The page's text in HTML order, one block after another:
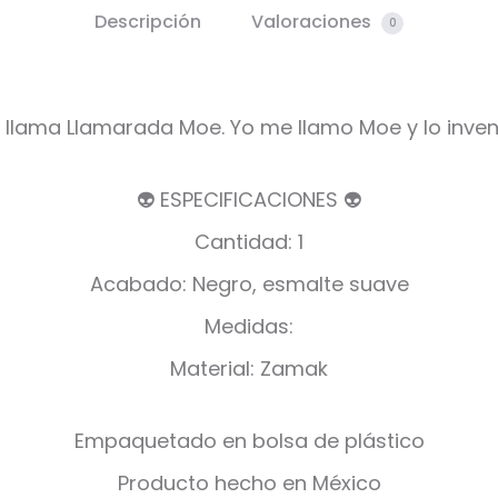
Descripción Valoraciones 0
llama Llamarada Moe. Yo me llamo Moe y lo
👽 ESPECIFICACIONES 👽
Cantidad: 1
Acabado: Negro, esmalte suave
Medidas:
Material: Zamak
Empaquetado en bolsa de plástico
Producto hecho en México